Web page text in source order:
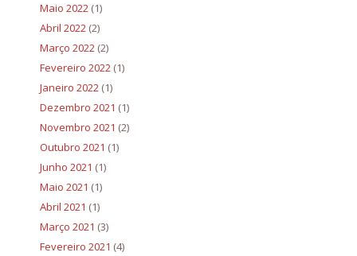
Maio 2022 (1)
Abril 2022 (2)
Março 2022 (2)
Fevereiro 2022 (1)
Janeiro 2022 (1)
Dezembro 2021 (1)
Novembro 2021 (2)
Outubro 2021 (1)
Junho 2021 (1)
Maio 2021 (1)
Abril 2021 (1)
Março 2021 (3)
Fevereiro 2021 (4)